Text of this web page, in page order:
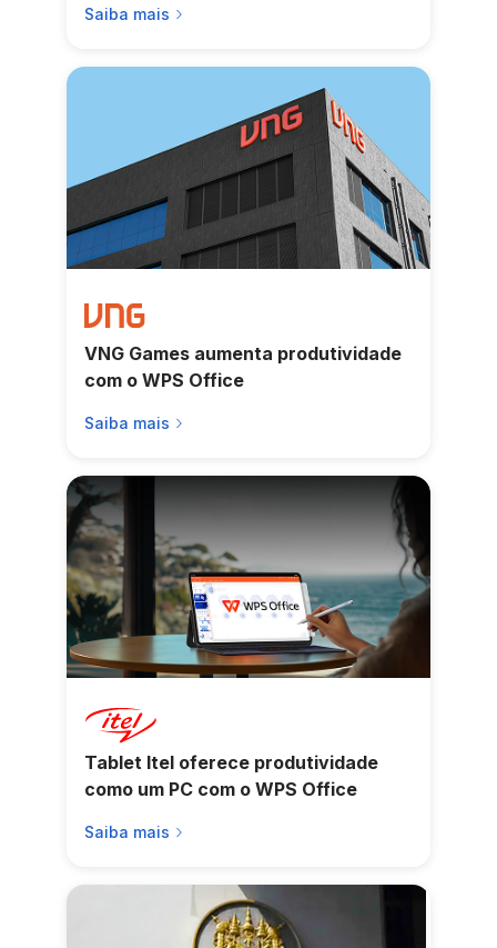
Saiba mais
VNG Games aumenta produtividade
com o WPS Office
Saiba mais
Tablet Itel oferece produtividade
como um PC com o WPS Office
Saiba mais